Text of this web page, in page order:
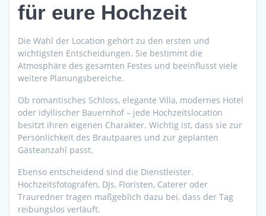
für eure Hochzeit
Die Wahl der Location gehört zu den ersten und
wichtigsten Entscheidungen. Sie bestimmt die
Atmosphäre des gesamten Festes und beeinflusst viele
weitere Planungsbereiche.
Ob romantisches Schloss, elegante Villa, modernes Hotel
oder idyllischer Bauernhof – jede Hochzeitslocation
besitzt ihren eigenen Charakter. Wichtig ist, dass sie zur
Persönlichkeit des Brautpaares und zur geplanten
Gästeanzahl passt.
Ebenso entscheidend sind die Dienstleister.
Hochzeitsfotografen, DJs, Floristen, Caterer oder
Trauredner tragen maßgeblich dazu bei, dass der Tag
reibungslos verläuft.